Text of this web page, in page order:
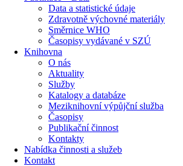
Data a statistické údaje
Zdravotně výchovné materiály
Směrnice WHO
Časopisy vydávané v SZÚ
Knihovna
O nás
Aktuality
Služby
Katalogy a databáze
Meziknihovní výpůjční služba
Časopisy
Publikační činnost
Kontakty
Nabídka činnosti a služeb
Kontakt